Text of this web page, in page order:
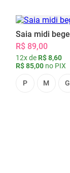
Saia midi
R$ 89,00
12x de R$ 8,60
R$ 85,00no PIX
P M G